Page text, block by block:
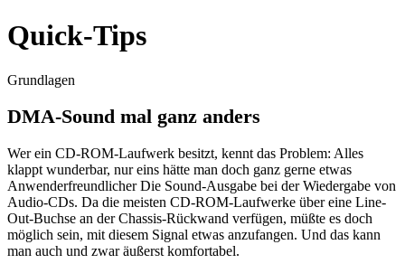
Quick-Tips
Grundlagen
DMA-Sound mal ganz anders
Wer ein CD-ROM-Laufwerk besitzt, kennt das Problem: Alles
klappt wunderbar, nur eins hätte man doch ganz gerne etwas
Anwenderfreundlicher Die Sound-Ausgabe bei der Wiedergabe von
Audio-CDs. Da die meisten CD-ROM-Laufwerke über eine Line-
Out-Buchse an der Chassis-Rückwand verfügen, müßte es doch
möglich sein, mit diesem Signal etwas anzufangen. Und das kann
man auch und zwar äußerst komfortabel.